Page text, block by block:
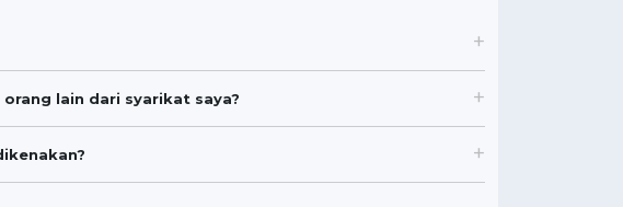
lain dari syarikat saya?